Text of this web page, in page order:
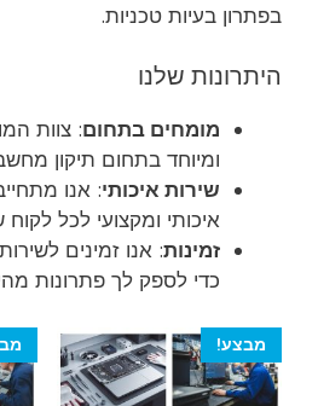
בפתרון בעיות טכניות.
היתרונות שלנו
מומחים בתחום: צוות
ומיוחד בתחום תיקון
שירות איכותי: אנו
איכותי ומקצועי לכל לקוח
זמינות: אנו זמינים
כדי לספק לך פתרונות
מבצע!